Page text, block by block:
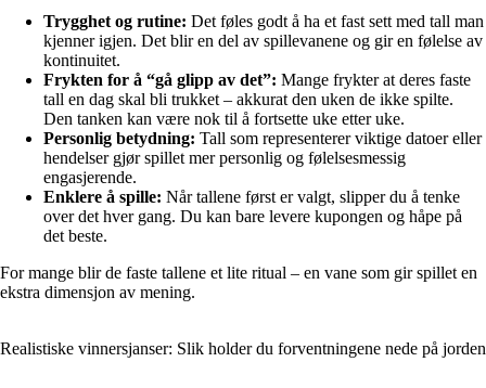
Trygghet og rutine: Det føles godt å ha et fast sett med tall man
kjenner igjen. Det blir en del av spillevanene og gir en følelse av
kontinuitet.
Frykten for å “gå glipp av det”: Mange frykter at deres faste
tall en dag skal bli trukket – akkurat den uken de ikke spilte.
Den tanken kan være nok til å fortsette uke etter uke.
Personlig betydning: Tall som representerer viktige datoer eller
hendelser gjør spillet mer personlig og følelsesmessig
engasjerende.
Enklere å spille: Når tallene først er valgt, slipper du å tenke
over det hver gang. Du kan bare levere kupongen og håpe på
det beste.
For mange blir de faste tallene et lite ritual – en vane som gir spillet en
ekstra dimensjon av mening.
Realistiske vinnersjanser: Slik holder du forventningene nede på jorden